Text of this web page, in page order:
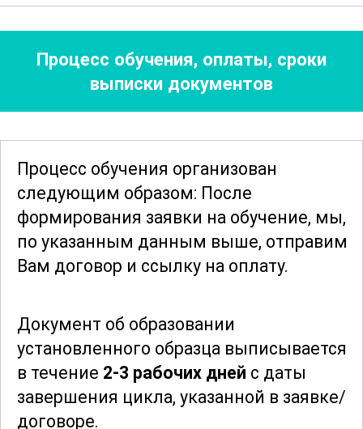
Курс также включает материалы,
направленные на развитие
профессиональных компетенций
педагога-организатора. Слушатели
образовательными проектами,
организацию внеурочной деятельности
и взаимодействие с родителями и
коллегами. Значительное внимание
уделено вопросам правового
регулирования деятельности педагога-
условиях инклюзивного образования.
Обучение позволит участникам не
только приобрести новые знания, но и
Процесс обучения, оплаты, сроки
выписки документов
Процесс обучения организован
следующим образом: После
формирования заявки на обучение, мы,
по указанным данным выше, отправим
Вам договор и ссылку на оплату.
Документ об образовании
установленного образца выписывается
в течение 2-3 рабочих дней с даты
завершения цикла, указанной в заявке/
договоре.